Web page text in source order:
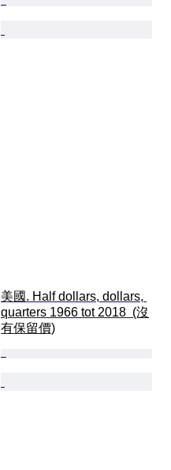
美國. Half dollars, dollars,
quarters 1966 tot 2018  (沒
有保留價)